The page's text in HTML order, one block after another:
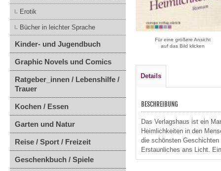
Erotik
Bücher in leichter Sprache
Kinder- und Jugendbuch
Graphic Novels und Comics
Ratgeber_innen / Lebenshilfe /
Trauer
Kochen / Essen
Garten und Natur
Reise / Sport / Freizeit
Geschenkbuch / Spiele
Für eine größere Ansicht
auf das Bild klicken
Details
BESCHREIBUNG
Das Verlagshaus ist ein
Heimlichkeiten in den
die schönsten
Erstaunliches ans Licht.